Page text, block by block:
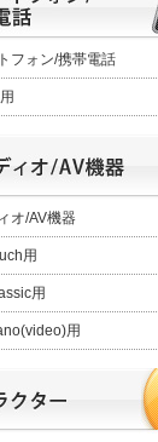
フォン/携帯電話
オ/AV機器
用
用
用